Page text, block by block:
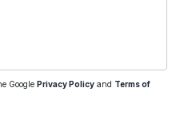
Google Privacy Policy and Terms of